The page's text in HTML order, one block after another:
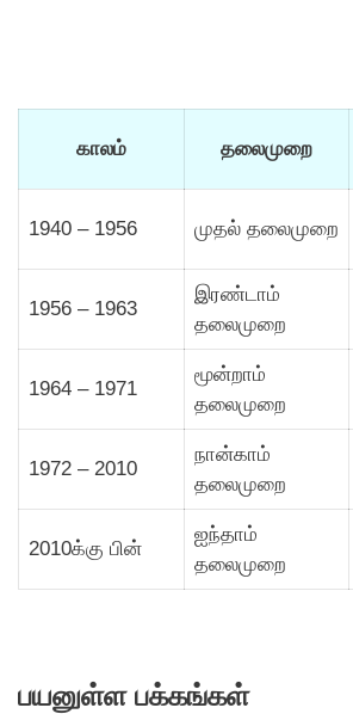
காலம் தலைமுறை
1940 – 1956 முதல் தலைமுறை
1956 – 1963
இரண்டாம்
தலைமுறை
1964 – 1971
மூன்றாம்
தலைமுறை
1972 – 2010
நான்காம்
தலைமுறை
2010க்கு பின்
ஐந்தாம்
தலைமுறை
பயனுள்ள பக்கங்கள்